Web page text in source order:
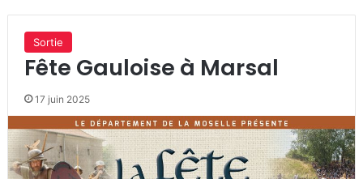
Sortie
Fête Gauloise à Marsal
17 juin 2025